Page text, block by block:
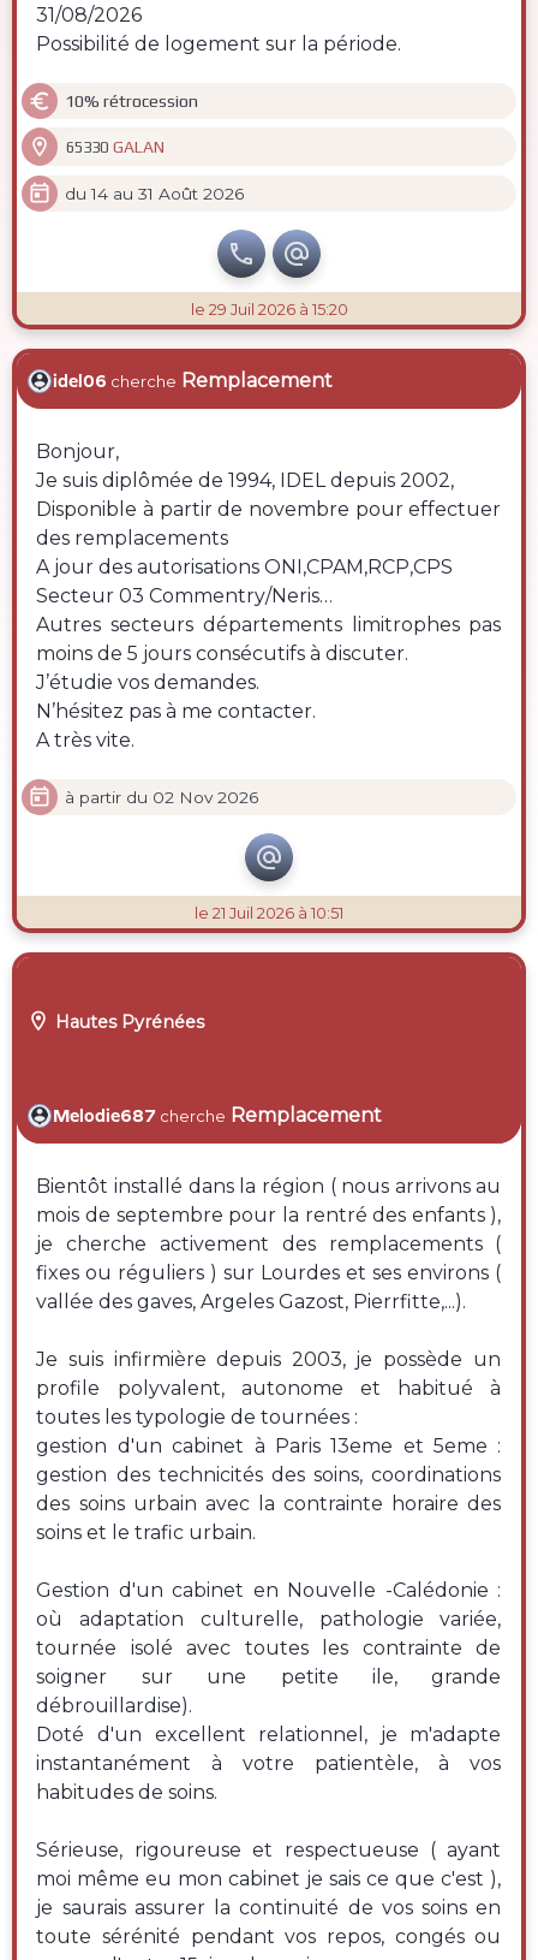
31/08/2026
Possibilité de logement sur la période.
 10% rétrocession
 65330 GALAN
 du 14 au 31 Août 2026
 
le 29 Juil 2026 à 15:20
idel06 cherche Remplacement
Bonjour,
Je suis diplômée de 1994, IDEL depuis 2002,
Disponible à partir de novembre pour effectuer
des remplacements
A jour des autorisations ONI,CPAM,RCP,CPS
Secteur 03 Commentry/Neris…
Autres secteurs départements limitrophes pas
moins de 5 jours consécutifs à discuter.
J’étudie vos demandes.
N’hésitez pas à me contacter.
A très vite.
 à partir du 02 Nov 2026

le 21 Juil 2026 à 10:51
 Hautes Pyrénées
Melodie687 cherche Remplacement
Bientôt installé dans la région ( nous arrivons au
mois de septembre pour la rentré des enfants ),
je cherche activement des remplacements (
fixes ou réguliers ) sur Lourdes et ses environs (
vallée des gaves, Argeles Gazost, Pierrfitte,...).
Je suis infirmière depuis 2003, je possède un
profile polyvalent, autonome et habitué à
toutes les typologie de tournées :
gestion d'un cabinet à Paris 13eme et 5eme :
gestion des technicités des soins, coordinations
des soins urbain avec la contrainte horaire des
soins et le trafic urbain.
Gestion d'un cabinet en Nouvelle -Calédonie :
où adaptation culturelle, pathologie variée,
tournée isolé avec toutes les contrainte de
soigner sur une petite ile, grande
débrouillardise).
Doté d'un excellent relationnel, je m'adapte
instantanément à votre patientèle, à vos
habitudes de soins.
Sérieuse, rigoureuse et respectueuse ( ayant
moi même eu mon cabinet je sais ce que c'est ),
je saurais assurer la continuité de vos soins en
toute sérénité pendant vos repos, congés ou